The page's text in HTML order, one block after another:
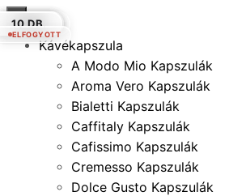
×
Kávékapszula
A Modo Mio Kapszulák
Aroma Vero Kapszulák
Bialetti Kapszulák
Caffitaly Kapszulák
Cafissimo Kapszulák
Cremesso Kapszulák
Dolce Gusto Kapszulák
100 DB.
20 DB.
10 DB.
20 DB.
10 DB.
10 DB.
10 DB.
ELFOGYOTT